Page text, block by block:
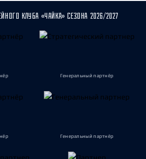
КЛУБА «ЧАЙКА» СЕЗОНА 2026/2027
Генеральный партнёр
Генеральный партнёр